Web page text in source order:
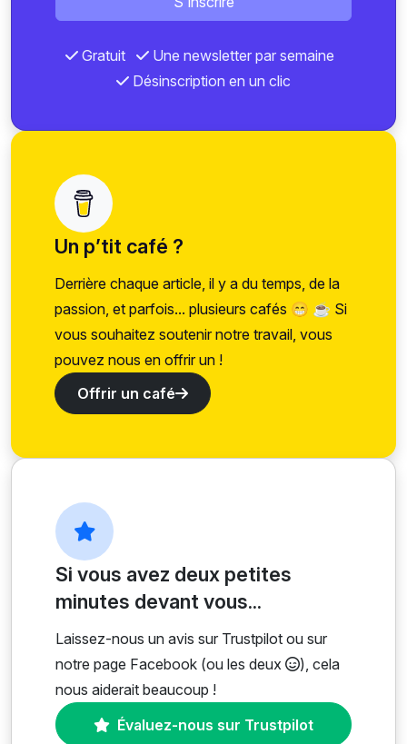
Gratuit
Une newsletter par semaine
Désinscription en un clic
Un p’tit café ?
Derrière chaque article, il y a du temps, de la
passion, et parfois... plusieurs cafés 😁 ☕ Si
vous souhaitez soutenir notre travail, vous
pouvez nous en offrir un !
Offrir un café
Si vous avez deux petites
minutes devant vous...
Laissez-nous un avis sur Trustpilot ou sur
notre page Facebook (ou les deux
), cela
nous aiderait beaucoup !
Évaluez-nous sur Trustpilot